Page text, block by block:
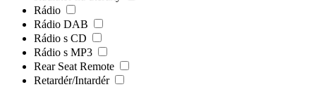
Rádio
Rádio DAB
Rádio s CD
Rádio s MP3
Rear Seat Remote
Retardér/Intardér